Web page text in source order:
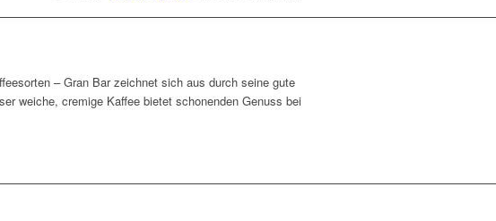
– Gran Bar zeichnet sich aus durch seine gute
weiche, cremige Kaffee bietet schonenden Genuss bei